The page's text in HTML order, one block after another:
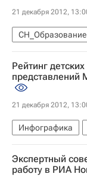
Хабаровский
Удмуртская
Пермский край
Смоленская
Администрация
Фонд "Подари
Здоровье
21 декабря 2012,
СН_Образование
Рейтинг
представлений
21 декабря 2012,
Инфографика
Детские вопросы
Экспертный
работу в РИА